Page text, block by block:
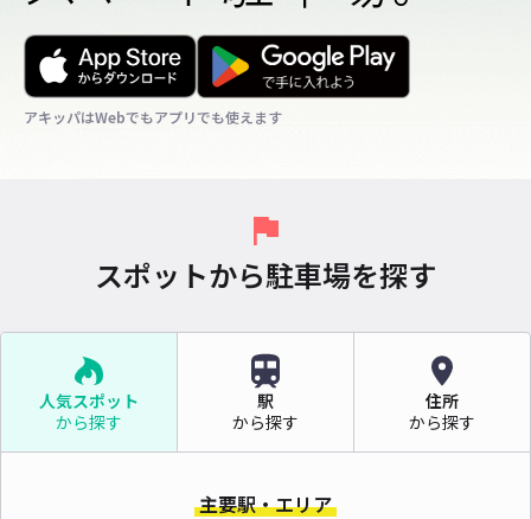
アキッパはWebでもアプリでも使えます
アキッパはWebでもアプリでも使えます
アキッパはWebでもアプリでも使えます
スポットから駐車場を探す
人気スポット
から探す
駅
から探す
住所
から探す
主要駅・エリア